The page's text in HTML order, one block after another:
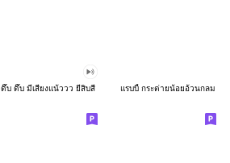
ดึ๊บ ดึ๊บ มีเสียงแน้ววว ยี่สิบสี่ แรบบี้ กระต่ายน้อยอ้วนกลม